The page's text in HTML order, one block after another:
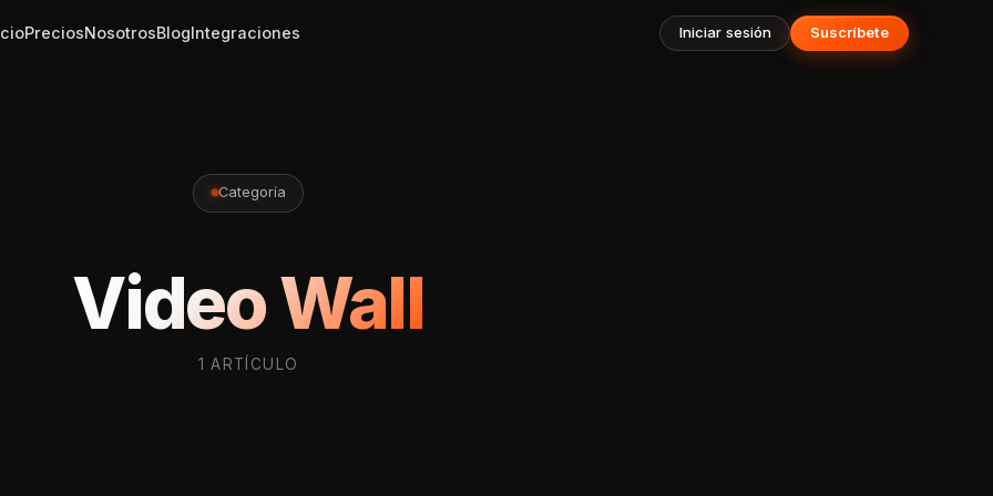
PreciosNosotrosBlogIntegraciones Iniciar sesión Suscríbete
Categoría
Video Wall
1 ARTÍCULO